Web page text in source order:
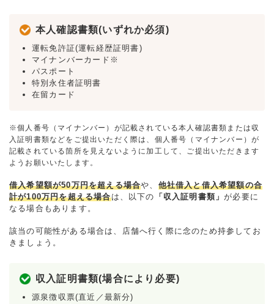
本人確認書類(いずれか必須)
運転免許証(運転経歴証明書)
マイナンバーカード※
パスポート
特別永住者証明書
在留カード
※個人番号（マイナンバー）が記載されている本人確認書類または収
入証明書類などをご提出いただく際は、個人番号（マイナンバー）が
記載されている箇所を見えないように加工して、ご提出いただきます
ようお願いいたします。
借入希望額が50万円を超える場合や、 他社借入と借入希望額の合
計が100万円を超える場合は、以下の 「収入証明書類」が必要に
なる場合もあります。
該当の可能性がある場合は、店舗へ行く際に念のため持参してお
きましょう。
収入証明書類(場合により必要)
源泉徴収票(直近／最新分)